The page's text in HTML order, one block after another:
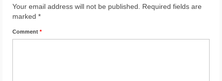
Your email address will not be published.
Required fields are
marked *
Comment *